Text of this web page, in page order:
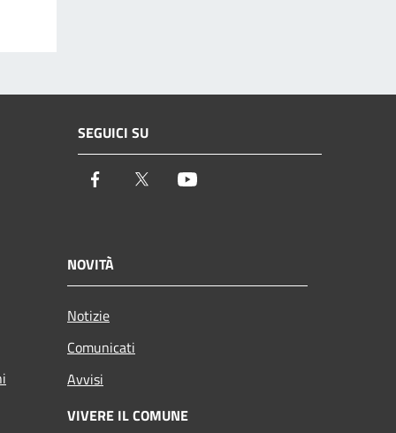
SEGUICI SU
Facebook Twitter
NOVITÀ
Notizie
Comunicati
Avvisi
VIVERE IL COMUNE